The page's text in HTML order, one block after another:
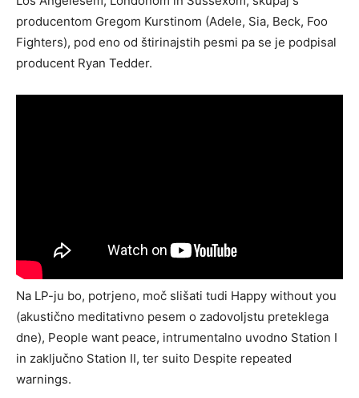
producentom Gregom Kurstinom (Adele, Sia, Beck, Foo
Fighters), pod eno od štirinajstih pesmi pa se je podpisal
producent Ryan Tedder.
Na LP-ju bo, potrjeno, moč slišati tudi Happy without you
(akustično meditativno pesem o zadovoljstu preteklega
dne), People want peace, intrumentalno uvodno Station I
in zaključno Station II, ter suito Despite repeated
warnings.